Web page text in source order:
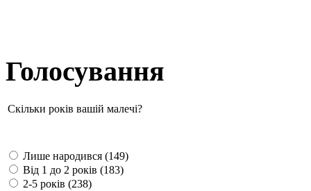
Голосування
Скільки років вашій малечі?
Лише народився (149)
Від 1 до 2 років (183)
2-5 років (238)